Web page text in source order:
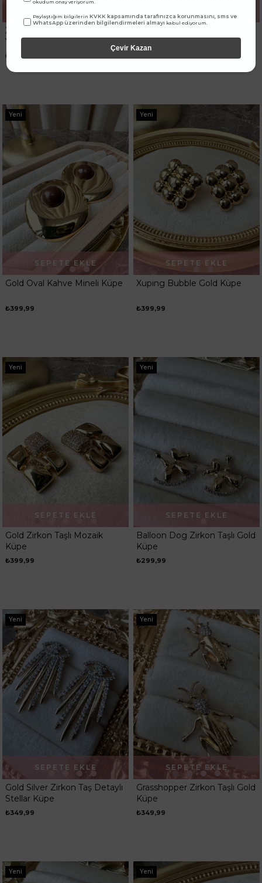
Xuping Zirkon Taşlı Bella Gold
Yüzük
₺299,99
Gold Oval Kahve Mineli Küpe
₺399,99
SEPETE EKLE
Yeni
Xuping Bubble Gold Küpe
₺399,99
SEPETE EKLE
Yeni
Gold Zirkon Taşlı Mozaik
Küpe
₺399,99
SEPETE EKLE
Yeni
Balloon Dog Zirkon Taşlı Gold
Küpe
₺299,99
SEPETE EKLE
Yeni
Gold Silver Zirkon Taş Detaylı
Stellar Küpe
₺349,99
SEPETE EKLE
Yeni
Grasshopper Zirkon Taşlı Gold
Küpe
₺349,99
SEPETE EKLE
Yeni
Yeni Yeni
okudum onay veriyorum.
Paylaştığım bilgilerinKVKK kapsamında tarafınızca korunmasını, sms ve
WhatsApp üzerinden bilgilendirmeleri almayı kabul ediyorum.
Çevir Kazan